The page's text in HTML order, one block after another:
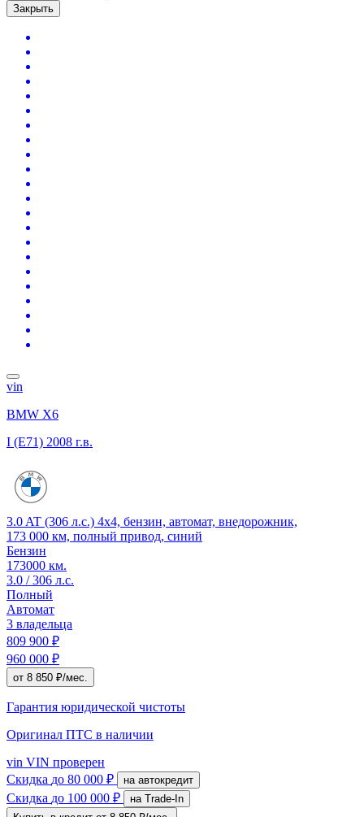
Закрыть
vin
BMW X6
I (E71) 2008 г.в.
3.0 AT (306 л.с.) 4x4, бензин, автомат, внедорожник,
173 000 км, полный привод, синий
Бензин
173000 км.
3.0 / 306 л.с.
Полный
Автомат
3 владельца
809 900 ₽
960 000 ₽
от 8 850 ₽/мес.
Гарантия юридической чистоты
Оригинал ПТС в наличии
vin VIN проверен
Скидка до 80 000 ₽ на автокредит
Скидка до 100 000 ₽
на Trade-In